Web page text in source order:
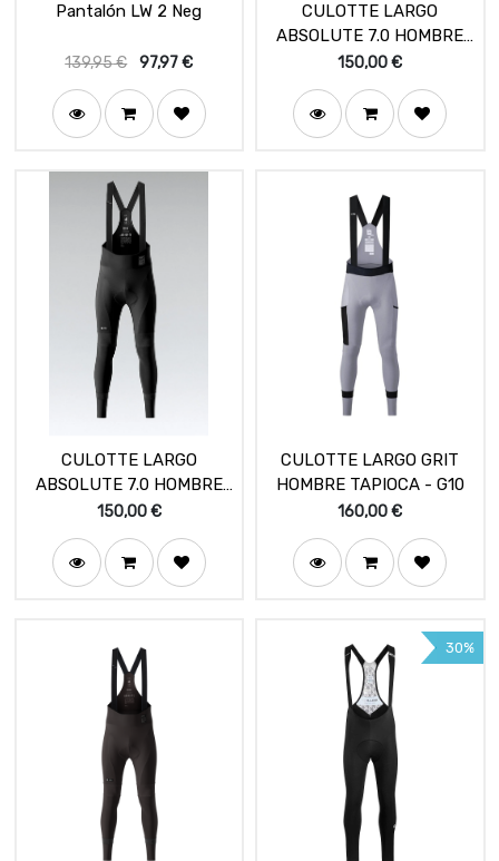
Pantalón LW 2 Neg
139,95€ 97,97€
CULOTTE LARGO
ABSOLUTE 7.0 HOMBRE
TAPIOCA – K10
150,00€
CULOTTE LARGO
ABSOLUTE 7.0 HOMBRE
BLACK - K10
150,00€
CULOTTE LARGO GRIT
HOMBRE TAPIOCA - G10
160,00€
30%